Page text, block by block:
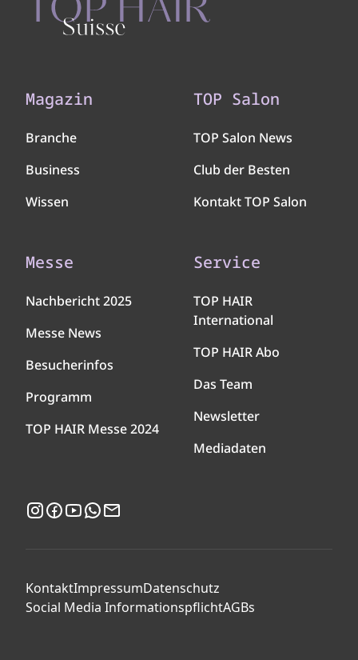
Magazin
Branche
Business
Wissen
TOP Salon
TOP Salon News
Club der Besten
Kontakt TOP Salon
Messe
Nachbericht 2025
Messe News
Besucherinfos
Programm
TOP HAIR Messe 2024
Service
TOP HAIR
International
TOP HAIR Abo
Das Team
Newsletter
Mediadaten
Instagram
Facebook
YouTubeWhatsApp
KontaktImpressumDatenschutz
Social Media InformationspflichtAGBs